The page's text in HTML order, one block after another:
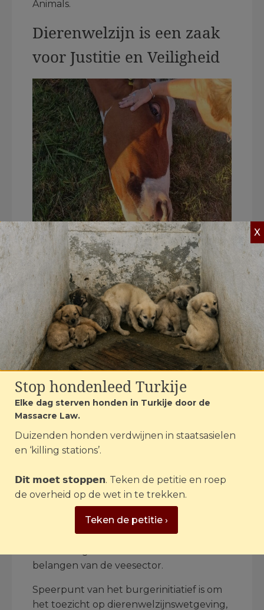
Animals.
Dierenwelzijn is een zaak
voor Justitie en Veiligheid
Het toezicht op en de handhaving van
voor dieren belangrijke regelgeving ligt
nu bij drie verschillende organisaties: de
politie, de NVWA en de Landelijke
Inspectiedienst Dierenbescherming (LID).
Deze versnippering kent veel nadelen.
De drie organisaties weten niet van elkaar
wie wat doet. Er vindt geen onderlinge
afstemming plaats en overtredingen
worden niet in gezamenlijkheid opgepakt
of aangepakt. Met name de NVWA
hanteert de ‘wat van mij is blijft van mij’-
mentaliteit, aldus House of Animals. De
van de NVWA niet ligt bij het beschermen
van dierenwelzijn conform de wet, maar
gericht is op diergezondheid in relatie tot
volksgezondheid, voedselveiligheid en de
diergezondheidsstatus van Nederland in
belangen van de veesector.
Speerpunt van het burgerinitiatief is om
het toezicht op dierenwelzijnswetgeving,
Stop hondenleed Turkije
Elke dag sterven honden in Turkije door de
Massacre Law.
Duizenden honden verdwijnen in staatsasielen
en ‘killing stations’.
𝗗𝗶𝘁 𝗺𝗼𝗲𝘁 𝘀𝘁𝗼𝗽𝗽𝗲𝗻. Teken de petitie en roep
de overheid op de wet in te trekken.
Teken de petitie ›
X